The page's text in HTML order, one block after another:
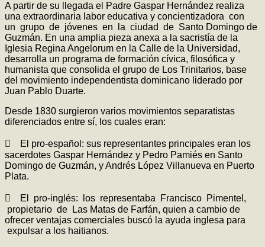
A partir de su llegada el Padre Gaspar Hernández realiza
una extraordinaria labor educativa y concientizadora con
un grupo de jóvenes en la ciudad de Santo Domingo de
Guzmán. En una amplia pieza anexa a la sacristía de la
Iglesia Regina Angelorum en la Calle de la Universidad,
desarrolla un programa de formación cívica, filosófica y
humanista que consolida el grupo de Los Trinitarios, base
del movimiento independentista dominicano liderado por
Juan Pablo Duarte.
Desde 1830 surgieron varios movimientos separatistas
diferenciados entre sí, los cuales eran:
 El pro-español: sus representantes principales eran los
sacerdotes Gaspar Hernández y Pedro Pamiés en Santo
Domingo de Guzmán, y Andrés López Villanueva en Puerto
Plata.
 El pro-inglés: los representaba Francisco Pimentel,
propietario de Las Matas de Farfán, quien a cambio de
ofrecer ventajas comerciales buscó la ayuda inglesa para
expulsar a los haitianos.